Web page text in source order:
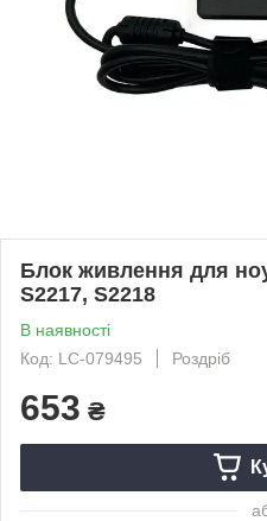
Блок живлення для
S2217, S2218
В наявності
Код: LC-079495
Роздріб
653 ₴